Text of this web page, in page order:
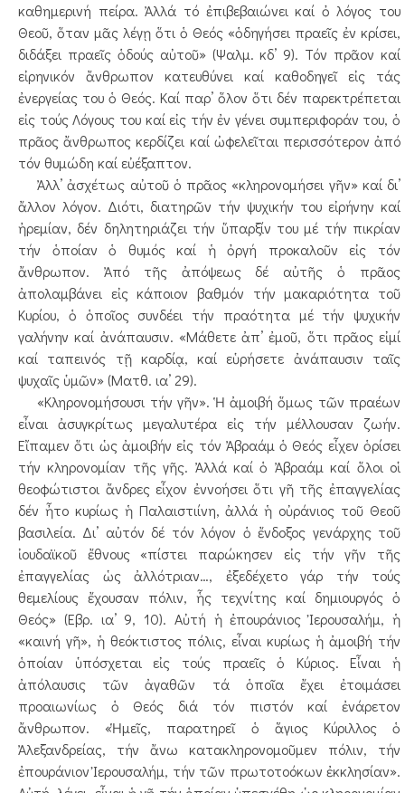
καθημερινή πείρα. Ἀλλά τό ἐπιβεβαιώνει καί ὀ λόγος του
Θεοῦ, ὅταν μᾶς λέγῃ ὅτι ὁ Θεός «ὁδηγήσει πραεῖς ἐν κρίσει,
διδάξει πραεῖς ὁδούς αὐτοῦ» (Ψαλμ. κδ’ 9). Τόν πρᾶον καί
εἰρηνικόν ἄνθρωπον κατευθύνει καί καθοδηγεῖ εἰς τάς
ἐνεργείας του ὁ Θεός. Καί παρ’ ὅλον ὅτι δέν παρεκτρέπεται
εἰς τούς Λόγους του καί εἰς τήν ἐν γένει συμπεριφοράν του, ὁ
πρᾶος ἄνθρωπος κερδίζει καί ὠφελεῖται περισσότερον ἀπό
τόν θυμώδη καί εὐέξαπτον.
Ἀλλ’ ἀσχέτως αὐτοῦ ὁ πρᾶος «κληρονομήσει γῆν» καί δι’
ἄλλον λόγον. Διότι, διατηρῶν τήν ψυχικήν του εἰρήνην καί
ἠρεμίαν, δέν δηλητηριάζει τήν ὕπαρξίν του μέ τήν πικρίαν
τήν ὁποίαν ὁ θυμός καί ἡ ὀργή προκαλοῦν εἰς τόν
ἄνθρωπον. Ἀπό τῆς ἀπόψεως δέ αὐτῆς ὁ πρᾶος
ἀπολαμβάνει εἰς κάποιον βαθμόν τήν μακαριότητα τοῦ
Κυρίου, ὁ ὁποῖος συνδέει τήν πραότητα μέ τήν ψυχικήν
γαλήνην καί ἀνάπαυσιν. «Μάθετε ἀπ’ ἐμοῦ, ὅτι πρᾶος εἰμί
καί ταπεινός τῇ καρδίᾳ, καί εὑρήσετε ἀνάπαυσιν ταῖς
ψυχαῖς ὑμῶν» (Ματθ. ια’ 29).
«Κληρονομήσουσι τήν γῆν». Ἡ ἀμοιβή ὅμως τῶν πραέων
εἶναι ἀσυγκρίτως μεγαλυτέρα εἰς τήν μέλλουσαν ζωήν.
Εἴπαμεν ὅτι ὡς ἀμοιβήν εἰς τόν Ἀβραάμ ὁ Θεός εἶχεν ὁρίσει
τήν κληρονομίαν τῆς γῆς. Ἀλλά καί ὁ Ἀβραάμ καί ὅλοι οἱ
θεοφώτιστοι ἄνδρες εἶχον ἐννοήσει ὅτι γῆ τῆς ἐπαγγελίας
δέν ἦτο κυρίως ἡ Παλαιστιίνη, ἀλλά ἡ οὐράνιος τοῦ Θεοῦ
βασιλεία. Δι’ αὐτόν δέ τόν λόγον ὁ ἔνδοξος γενάρχης τοῦ
ἰουδαϊκοῦ ἔθνους «πίστει παρώκησεν εἰς τήν γῆν τῆς
ἐπαγγελίας ὡς ἀλλότριαν…, ἐξεδέχετο γάρ τήν τούς
θεμελίους ἔχουσαν πόλιν, ἧς τεχνίτης καί δημιουργός ὁ
Θεός» (Εβρ. ια’ 9, 10). Αὐτή ἡ ἐπουράνιος Ἰερουσαλήμ, ἡ
«καινή γῆ», ἡ θεόκτιστος πόλις, εἶναι κυρίως ἡ ἀμοιβή τήν
ὁποίαν ὑπόσχεται εἰς τούς πραεῖς ὁ Κύριος. Εἶναι ἡ
ἀπόλαυσις τῶν ἀγαθῶν τά ὁποῖα ἔχει ἐτοιμάσει
προαιωνίως ὁ Θεός διά τόν πιστόν καί ἐνάρετον
ἄνθρωπον. «Ἡμεῖς, παρατηρεῖ ὁ ἅγιος Κύριλλος ὁ
Ἀλεξανδρείας, τήν ἄνω κατακληρονομοῦμεν πόλιν, τήν
ἐπουράνιον Ἰερουσαλήμ, τήν τῶν πρωτοτοόκων ἐκκλησίαν».